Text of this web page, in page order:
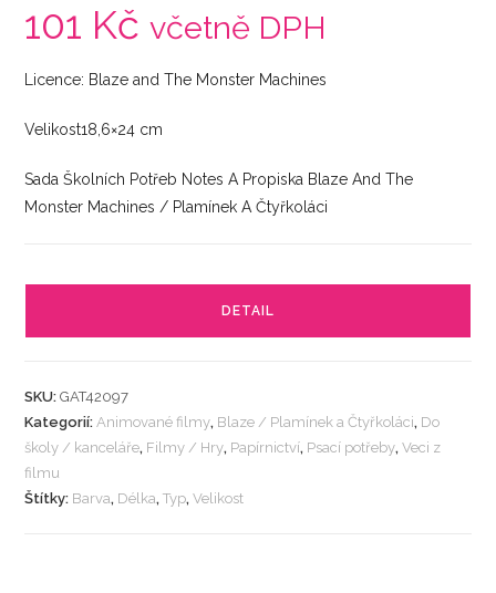
101 Kč včetně DPH
Licence: Blaze and The Monster Machines
Velikost18,6×24 cm
Sada Školních Potřeb Notes A Propiska Blaze And The
Monster Machines / Plamínek A Čtyřkoláci
DETAIL
SKU:GAT42097
Kategorií:Animované filmy, Blaze / Plamínek a Čtyřkoláci, Do
školy / kanceláře, Filmy / Hry, Papírnictví, Psací potřeby,Veci z
filmu
Štítky: Barva, Délka,Typ,Velikost